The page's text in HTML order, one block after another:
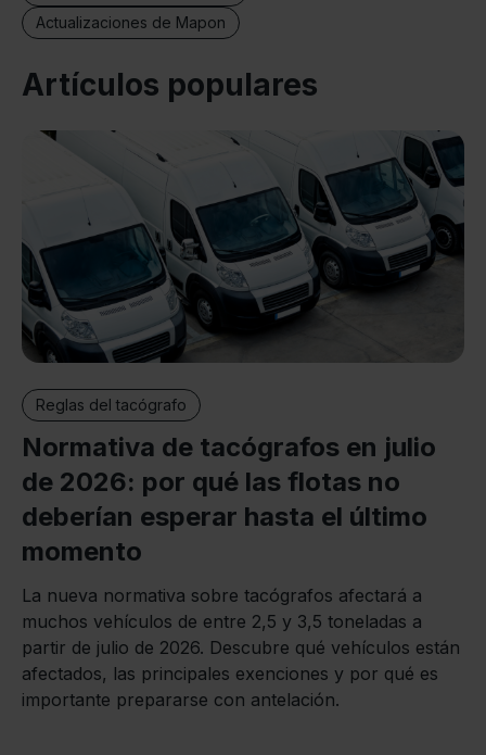
Actualizaciones de Mapon
Artículos populares
Reglas del tacógrafo
Normativa de tacógrafos en julio
de 2026: por qué las flotas no
deberían esperar hasta el último
momento
La nueva normativa sobre tacógrafos afectará a
muchos vehículos de entre 2,5 y 3,5 toneladas a
partir de julio de 2026. Descubre qué vehículos están
afectados, las principales exenciones y por qué es
importante prepararse con antelación.